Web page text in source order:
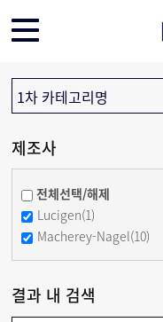
1차 카테고리명
제조사
전체선택/해제
Lucigen(1)
Macherey-Nagel(10)
결과 내 검색